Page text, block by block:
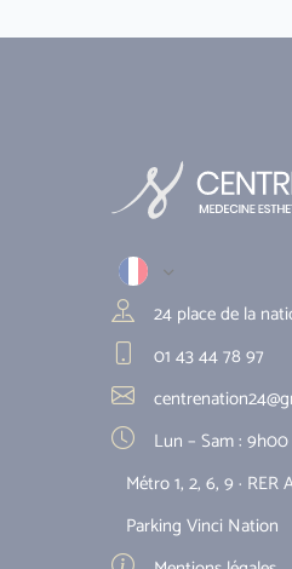
24 place de la
01 43 44 78 97
Lun – Sam :
Métro 1, 2, 6, 9 · RER
Parking Vinci Nation